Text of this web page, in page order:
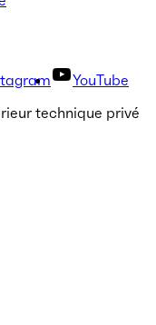
YouTube
technique privé